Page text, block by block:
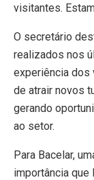
visitantes.
O secretário
realizados nos
experiência dos
de atrair novos
gerando
ao setor.
Para Bacelar,
importância que